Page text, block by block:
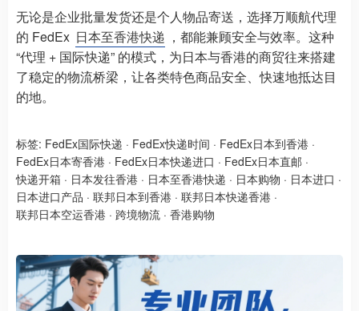
无论是企业批量发货还是个人物品寄送，选择万顺航代理
的 FedEx 日本至香港快递 ，都能兼顾安全与效率。这种
“代理 + 国际快递” 的模式，为日本与香港的商贸往来搭建
了稳定的物流桥梁，让各类特色商品安全、快速地抵达目
的地。
标签: FedEx国际快递 · FedEx快递时间 · FedEx日本到香港 ·
FedEx日本寄香港 · FedEx日本快递进口 · FedEx日本直邮 ·
快递开箱 · 日本发往香港 · 日本至香港快递 · 日本购物 · 日本进口 ·
日本进口产品 · 联邦日本到香港 · 联邦日本快递香港 ·
联邦日本空运香港 · 跨境物流 · 香港购物